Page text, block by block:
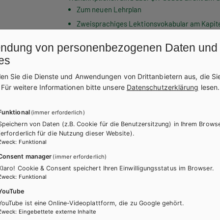
Zum neuen Lehrplan
Zweisprachiges Lektionsvokabular am
Grammatik am Kapitelende und als Überblick
Bei Bestellung über die Schulbuchaktion
und ohne Mehrkosten auch als E-Book.
Exklusiv über die Schulbuchaktion erhältlich.
Bände dieser
von personenbezogenen Daten und
Sie die Dienste und Anwendungen von Drittanbietern aus, die
Für weitere Informationen bitte unsere Datenschutzerklärung lesen.
(immer erforderlich)
von Daten (z.B. Cookie für die Benutzersitzung) in Ihrem
für die Nutzung dieser Website).
: Funktional
manager (immer erforderlich)
Cookie & Consent speichert Ihren Einwilligungsstatus im Browser.
: Funktional
ist eine Online-Videoplattform, die zu Google gehört.
: Eingebettete externe Inhalte